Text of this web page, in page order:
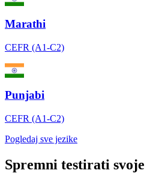
Marathi
CEFR (A1-C2)
Punjabi
CEFR (A1-C2)
Pogledaj sve jezike
Spremni testirati